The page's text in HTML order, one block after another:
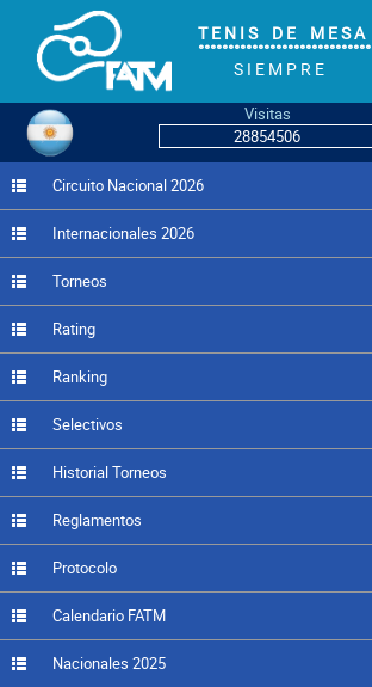
T E N I S D E M E S A
°°°°°°°°°°°°°°°°°°°°°°°°°°°°°
S I E M P R E
Visitas
28854506
Circuito Nacional 2026
Internacionales 2026
Torneos
Rating
Ranking
Selectivos
Historial Torneos
Reglamentos
Protocolo
Calendario FATM
Nacionales 2025